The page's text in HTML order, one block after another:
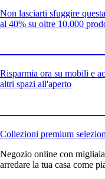
Non lasciarti sfuggire
al 40% su oltre 10.000
Risparmia ora su mobili e
altri spazi all'aperto
Collezioni premium
Negozio online con
arredare la tua casa come